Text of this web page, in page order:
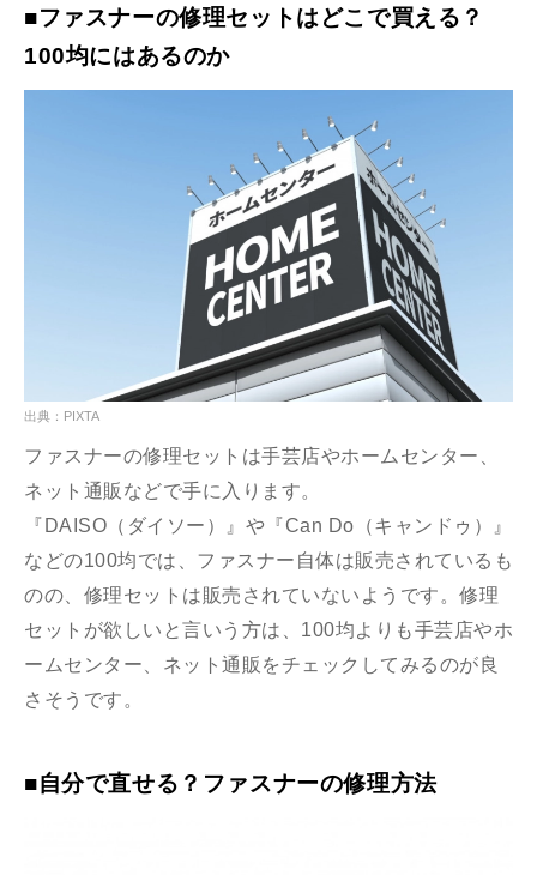
■ファスナーの修理セットはどこで買える？
100均にはあるのか
出典：PIXTA
ファスナーの修理セットは手芸店やホームセンター、
ネット通販などで手に入ります。
『DAISO（ダイソー）』や『Can Do（キャンドゥ）』
などの100均では、ファスナー自体は販売されているも
のの、修理セットは販売されていないようです。修理
セットが欲しいと言いう方は、100均よりも手芸店やホ
ームセンター、ネット通販をチェックしてみるのが良
さそうです。
■自分で直せる？ファスナーの修理方法